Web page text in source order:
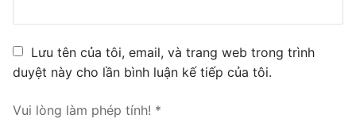
Lưu tên của tôi, email, và trang web trong trình
duyệt này cho lần bình luận kế tiếp của tôi.
Vui lòng làm phép tính! *